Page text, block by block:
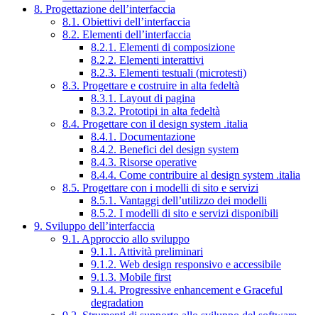
8. Progettazione dell’interfaccia
8.1. Obiettivi dell’interfaccia
8.2. Elementi dell’interfaccia
8.2.1. Elementi di composizione
8.2.2. Elementi interattivi
8.2.3. Elementi testuali (microtesti)
8.3. Progettare e costruire in alta fedeltà
8.3.1. Layout di pagina
8.3.2. Prototipi in alta fedeltà
8.4. Progettare con il design system .italia
8.4.1. Documentazione
8.4.2. Benefici del design system
8.4.3. Risorse operative
8.4.4. Come contribuire al design system .italia
8.5. Progettare con i modelli di sito e servizi
8.5.1. Vantaggi dell’utilizzo dei modelli
8.5.2. I modelli di sito e servizi disponibili
9. Sviluppo dell’interfaccia
9.1. Approccio allo sviluppo
9.1.1. Attività preliminari
9.1.2. Web design responsivo e accessibile
9.1.3. Mobile first
9.1.4. Progressive enhancement e Graceful
degradation